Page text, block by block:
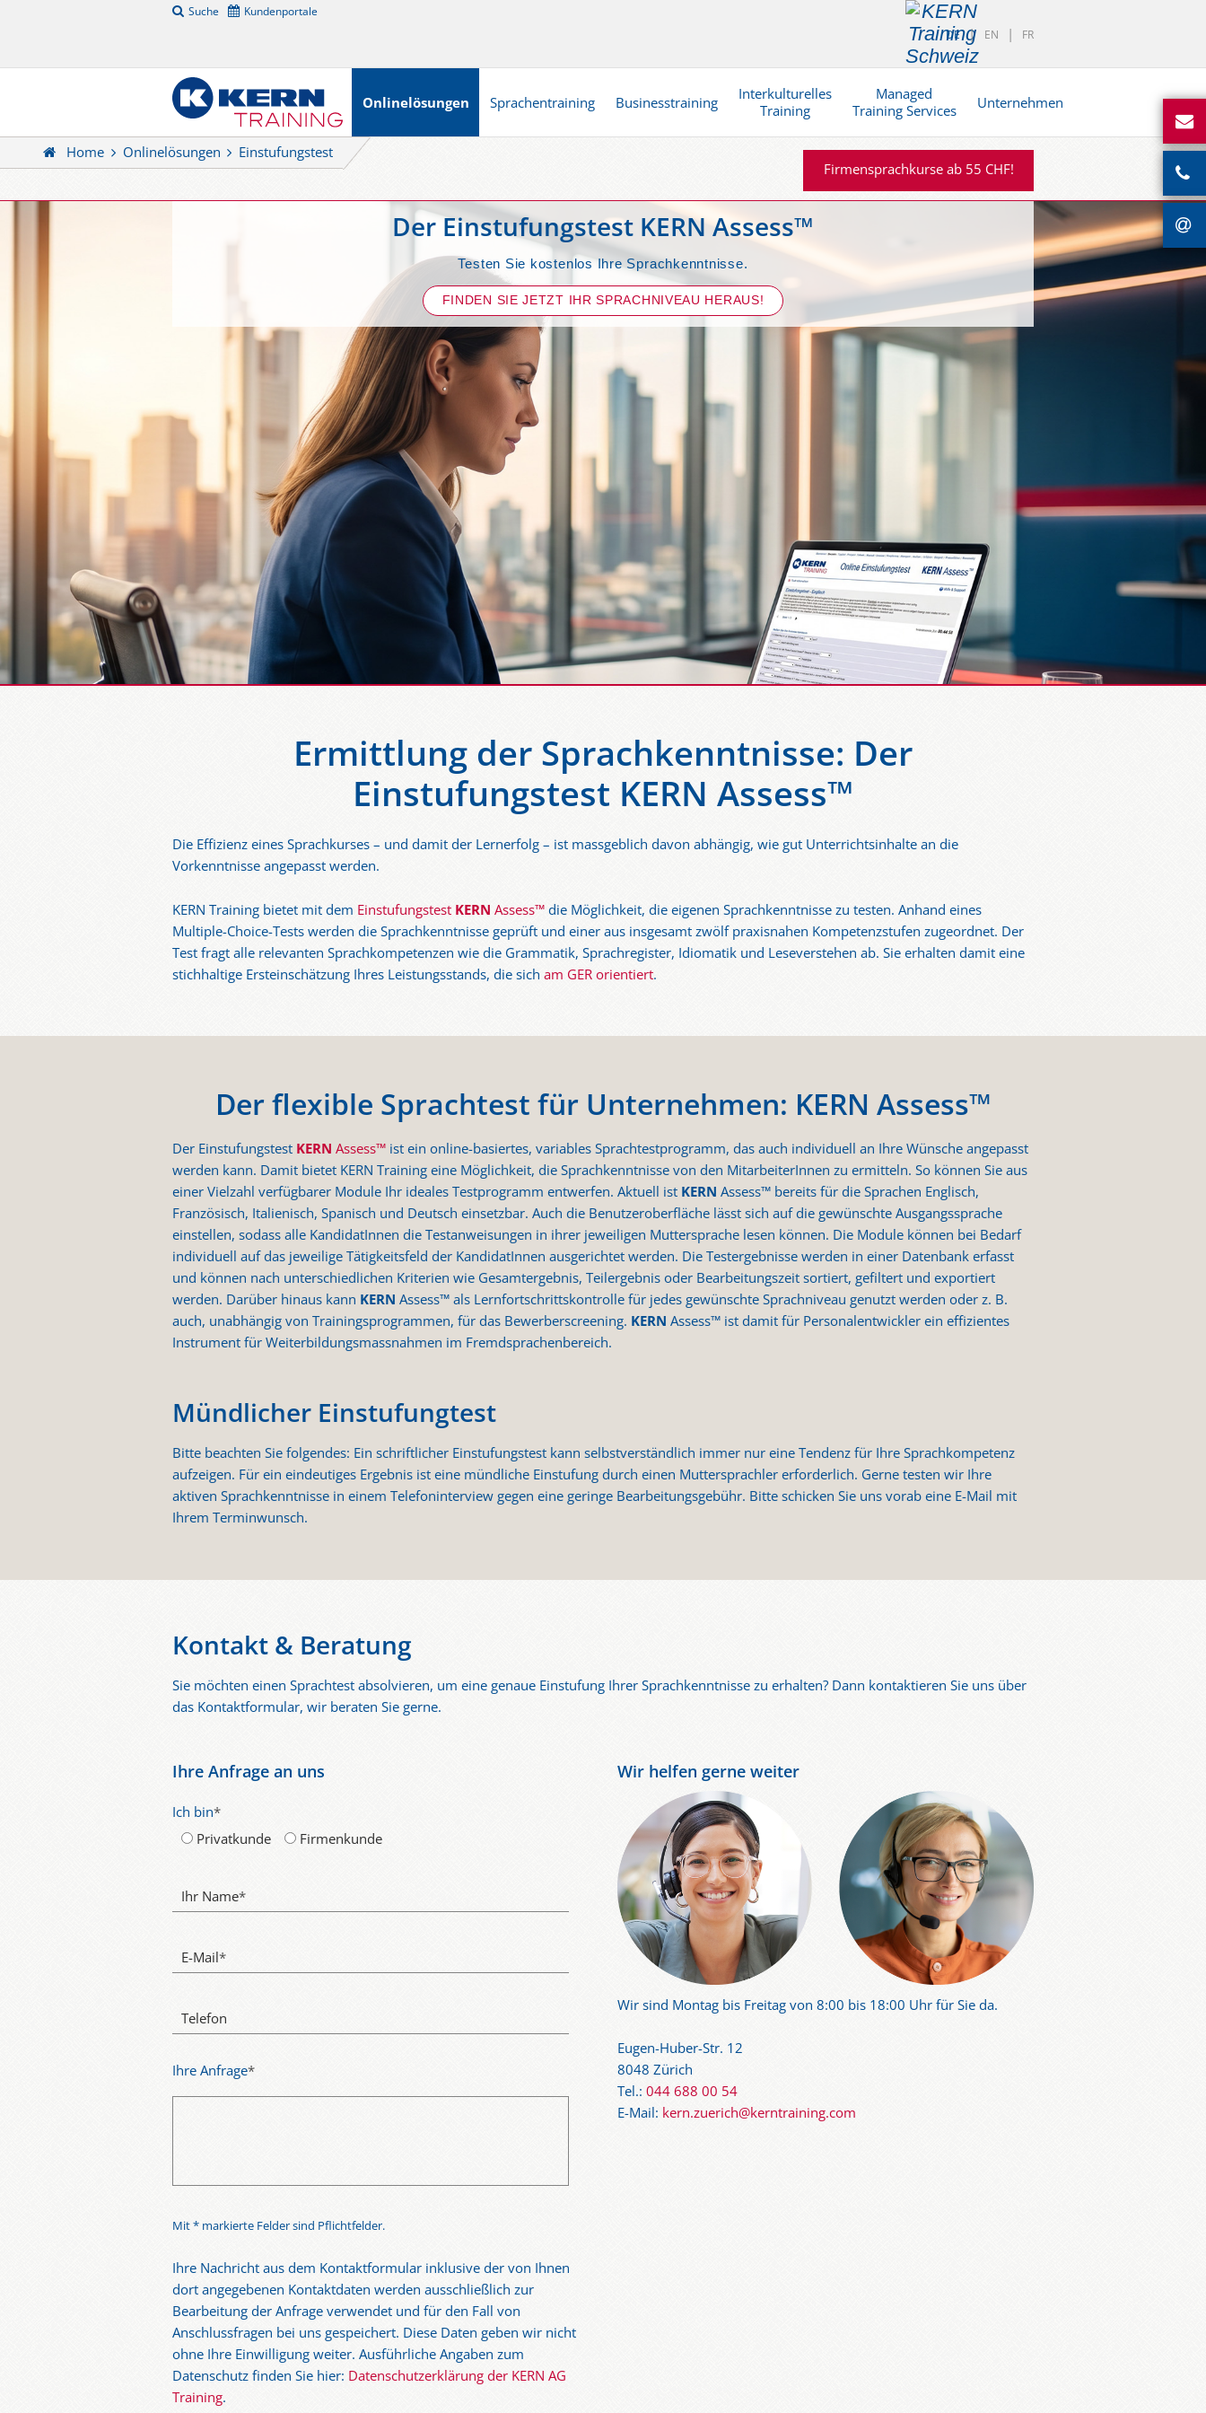
Suche
Kundenportale
DE
EN FR
Onlinelösungen Sprachentraining Businesstraining
Interkulturelles
Training
Managed
Training Services
Unternehmen
Firmensprachkurse ab 55 CHF!
Home Onlinelösungen Einstufungstest
Der Einstufungstest KERN Assess™
Testen Sie kostenlos Ihre Sprachkenntnisse.
FINDEN SIE JETZT IHR SPRACHNIVEAU HERAUS!
Ermittlung der Sprachkenntnisse: Der
Einstufungstest KERN Assess™
Die Effizienz eines Sprachkurses – und damit der Lernerfolg – ist massgeblich davon abhängig, wie gut Unterrichtsinhalte an die
Vorkenntnisse angepasst werden.
KERN Training bietet mit dem Einstufungstest KERN Assess™die Möglichkeit, die eigenen Sprachkenntnisse zu testen. Anhand eines
Multiple-Choice-Tests werden die Sprachkenntnisse geprüft und einer aus insgesamt zwölf praxisnahen Kompetenzstufen zugeordnet. Der
Test fragt alle relevanten Sprachkompetenzen wie die Grammatik, Sprachregister, Idiomatik und Leseverstehen ab. Sie erhalten damit eine
stichhaltige Ersteinschätzung Ihres Leistungsstands, die sich am GER orientiert.
Der flexible Sprachtest für Unternehmen: KERN Assess™
Der Einstufungstest KERN Assess™ ist ein online-basiertes, variables Sprachtestprogramm, das auch individuell an Ihre Wünsche angepasst
werden kann. Damit bietet KERN Training eine Möglichkeit, die Sprachkenntnisse von den MitarbeiterInnen zu ermitteln. So können Sie aus
einer Vielzahl verfügbarer Module Ihr ideales Testprogramm entwerfen. Aktuell ist KERN Assess™ bereits für die Sprachen Englisch,
Französisch, Italienisch, Spanisch und Deutsch einsetzbar. Auch die Benutzeroberfläche lässt sich auf die gewünschte Ausgangssprache
einstellen, sodass alle KandidatInnen die Testanweisungen in ihrer jeweiligen Muttersprache lesen können. Die Module können bei Bedarf
individuell auf das jeweilige Tätigkeitsfeld der KandidatInnen ausgerichtet werden. Die Testergebnisse werden in einer Datenbank erfasst
und können nach unterschiedlichen Kriterien wie Gesamtergebnis, Teilergebnis oder Bearbeitungszeit sortiert, gefiltert und exportiert
werden. Darüber hinaus kann KERN Assess™ als Lernfortschrittskontrolle für jedes gewünschte Sprachniveau genutzt werden oder z. B.
auch, unabhängig von Trainingsprogrammen, für das Bewerberscreening. KERN Assess™ ist damit für Personalentwickler ein effizientes
Instrument für Weiterbildungsmassnahmen im Fremdsprachenbereich.
Mündlicher Einstufungtest
Bitte beachten Sie folgendes: Ein schriftlicher Einstufungstest kann selbstverständlich immer nur eine Tendenz für Ihre Sprachkompetenz
aufzeigen. Für ein eindeutiges Ergebnis ist eine mündliche Einstufung durch einen Muttersprachler erforderlich. Gerne testen wir Ihre
aktiven Sprachkenntnisse in einem Telefoninterview gegen eine geringe Bearbeitungsgebühr. Bitte schicken Sie uns vorab eine E-Mail mit
Ihrem Terminwunsch.
Kontakt & Beratung
Sie möchten einen Sprachtest absolvieren, um eine genaue Einstufung Ihrer Sprachkenntnisse zu erhalten? Dann kontaktieren Sie uns über
das Kontaktformular, wir beraten Sie gerne.
Ihre Anfrage an uns
Ich bin*
Privatkunde
Firmenkunde
Ihr Name*
E-Mail*
Telefon
Ihre Anfrage*
Mit * markierte Felder sind Pflichtfelder.
Ihre Nachricht aus dem Kontaktformular inklusive der von Ihnen
dort angegebenen Kontaktdaten werden ausschließlich zur
Bearbeitung der Anfrage verwendet und für den Fall von
Anschlussfragen bei uns gespeichert. Diese Daten geben wir nicht
ohne Ihre Einwilligung weiter. Ausführliche Angaben zum
Datenschutz finden Sie hier: Datenschutzerklärung der KERN AG
Training.
Wir helfen gerne weiter
Wir sind Montag bis Freitag von 8:00 bis 18:00 Uhr für Sie da.
Eugen-Huber-Str. 12
8048 Zürich
Tel.: 044 688 00 54
E-Mail: kern.zuerich@kerntraining.com